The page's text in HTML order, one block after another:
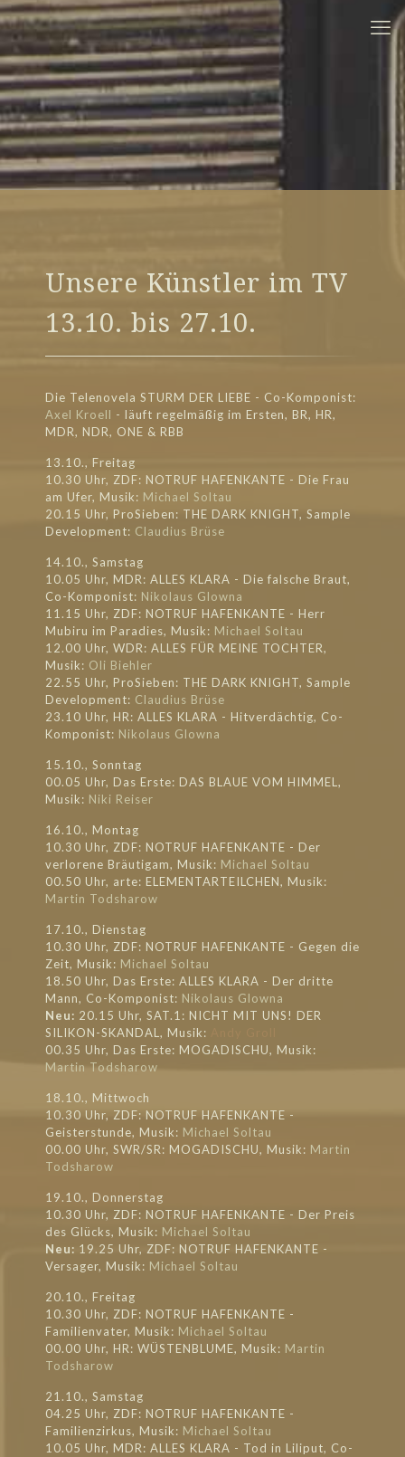
Unsere Künstler im TV
13.10. bis 27.10.
Die Telenovela STURM DER LIEBE - Co-Komponist:
Axel Kroell - läuft regelmäßig im Ersten, BR, HR,
MDR, NDR, ONE & RBB
13.10., Freitag
10.30 Uhr, ZDF: NOTRUF HAFENKANTE - Die Frau
am Ufer, Musik: Michael Soltau
20.15 Uhr, ProSieben: THE DARK KNIGHT, Sample
Development: Claudius Brüse
14.10., Samstag
10.05 Uhr, MDR: ALLES KLARA - Die falsche Braut,
Co-Komponist: Nikolaus Glowna
11.15 Uhr, ZDF: NOTRUF HAFENKANTE - Herr
Mubiru im Paradies, Musik: Michael Soltau
12.00 Uhr, WDR: ALLES FÜR MEINE TOCHTER,
Musik: Oli Biehler
22.55 Uhr, ProSieben: THE DARK KNIGHT, Sample
Development: Claudius Brüse
23.10 Uhr, HR: ALLES KLARA - Hitverdächtig, Co-
Komponist: Nikolaus Glowna
15.10., Sonntag
00.05 Uhr, Das Erste: DAS BLAUE VOM HIMMEL,
Musik: Niki Reiser
16.10., Montag
10.30 Uhr, ZDF: NOTRUF HAFENKANTE - Der
verlorene Bräutigam, Musik: Michael Soltau
00.50 Uhr, arte: ELEMENTARTEILCHEN, Musik:
Martin Todsharow
17.10., Dienstag
10.30 Uhr, ZDF: NOTRUF HAFENKANTE - Gegen die
Zeit, Musik: Michael Soltau
18.50 Uhr, Das Erste: ALLES KLARA - Der dritte
Mann, Co-Komponist: Nikolaus Glowna
Neu: 20.15 Uhr, SAT.1: NICHT MIT UNS! DER
SILIKON-SKANDAL, Musik:
00.35 Uhr, Das Erste: MOGADISCHU, Musik:
Martin Todsharow
18.10., Mittwoch
10.30 Uhr, ZDF: NOTRUF HAFENKANTE -
Geisterstunde, Musik: Michael Soltau
00.00 Uhr, SWR/SR: MOGADISCHU, Musik: Martin
Todsharow
19.10., Donnerstag
10.30 Uhr, ZDF: NOTRUF HAFENKANTE - Der Preis
des Glücks, Musik: Michael Soltau
Neu: 19.25 Uhr, ZDF: NOTRUF HAFENKANTE -
Versager, Musik: Michael Soltau
20.10., Freitag
10.30 Uhr, ZDF: NOTRUF HAFENKANTE -
Familienvater, Musik: Michael Soltau
00.00 Uhr, HR: WÜSTENBLUME, Musik: Martin
Todsharow
21.10., Samstag
04.25 Uhr, ZDF: NOTRUF HAFENKANTE -
Familienzirkus, Musik: Michael Soltau
10.05 Uhr, MDR: ALLES KLARA - Tod in Liliput, Co-